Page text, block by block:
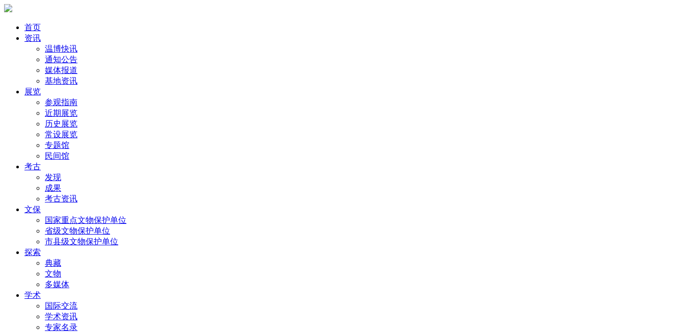
首页
资讯
温博快讯
通知公告
媒体报道
基地资讯
展览
参观指南
近期展览
历史展览
常设展览
专题馆
民间馆
考古
发现
成果
考古资讯
文保
国家重点文物保护单位
省级文物保护单位
市县级文物保护单位
探索
典藏
文物
多媒体
学术
国际交流
学术资讯
专家名录